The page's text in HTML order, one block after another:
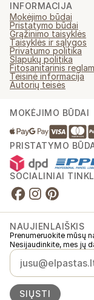
INFORMACIJA
Mokėjimo būdai
Pristatymo būdai
Grąžinimo taisyklės
Taisyklės ir sąlygos
Privatumo politika
Slapukų politika
Fitosanitarinis
Teisinė informacija
Autorių teisės
MOKĖJIMO BŪDAI
PRISTATYMO
SOCIALINIAI
NAUJIENLAIŠKIS
Prenumeruokite mūsų
Nesijaudinkite, mes jų
SIŲSTI